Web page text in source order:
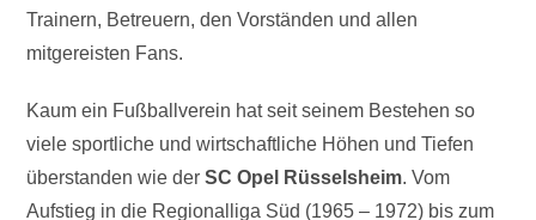
Trainern, Betreuern, den Vorständen und allen
mitgereisten Fans.
Kaum ein Fußballverein hat seit seinem Bestehen so
viele sportliche und wirtschaftliche Höhen und Tiefen
überstanden wie derSC Opel Rüsselsheim. Vom
Aufstieg in die Regionalliga Süd (1965 – 1972) bis zum